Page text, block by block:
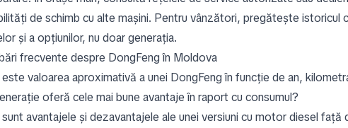
de schimb cu alte mașini. Pentru vânzători, pregătește
și a opțiunilor, nu doar generația.
frecvente despre DongFeng în Moldova
valoarea aproximativă a unei DongFeng în funcție de an,
oferă cele mai bune avantaje în raport cu consumul?
avantajele și dezavantajele ale unei versiuni cu motor diesel față